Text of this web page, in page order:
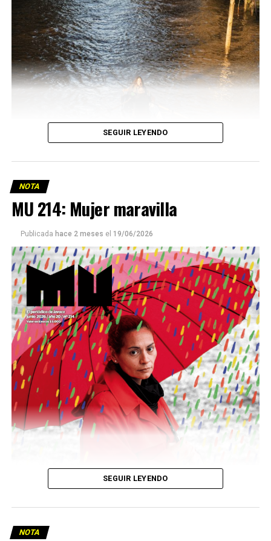
Este número 215 de MU ☝️viene con doble tapa, que
podría ser una frase:
Sin chamuyo, a remarla.
Descargar la Mu en PDF
SEGUIR LEYENDO
NOTA
MU 214: Mujer maravilla
Publicada hace 2 meses el 19/06/2026
SEGUIR LEYENDO
NOTA